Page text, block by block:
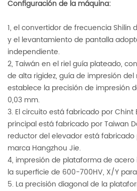
Configuración de la máquina:
1, el convertidor de frecuencia Shilin
y el levantamiento de pantalla
independiente.
2, Taiwán en el riel guía plateado,
de alta rigidez, guía de impresión del
establece la precisión de impresión
0,03 mm.
3. El circuito está fabricado por Chint
principal está fabricado por Taiwan
reductor del elevador está
marca Hangzhou Jie.
4, impresión de plataforma de acero
la superficie de 600-700HV, X/Y
5. La precisión diagonal de la